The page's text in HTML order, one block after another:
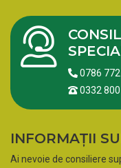
0786
0332
INFORMAȚII
Ai nevoie de consiliere